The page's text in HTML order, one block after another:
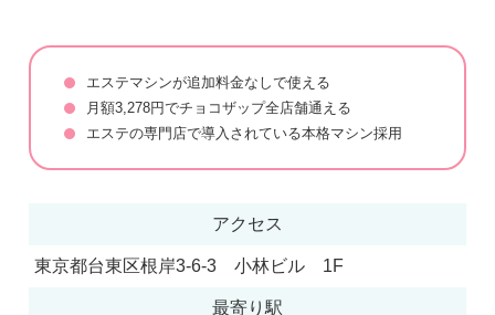
エステマシンが追加料金なしで使える
月額3,278円でチョコザップ全店舗通える
エステの専門店で導入されている本格マシン採用
アクセス
東京都台東区根岸3-6-3 小林ビル 1F
最寄り駅